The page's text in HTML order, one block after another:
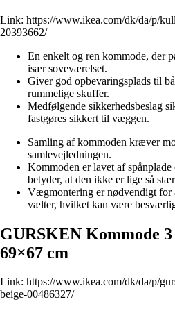
Link: https://www.ikea.com/dk/da/p/
20393662/
En enkelt og ren kommode, der
især soveværelset.
Giver god opbevaringsplads til
rummelige skuffer.
Medfølgende sikkerhedsbeslag
fastgøres sikkert til væggen.
Samling af kommoden kræver
samlevejledningen.
Kommoden er lavet af
betyder, at den ikke er lige så
Vægmontering er nødvendigt for
vælter, hvilket kan være
GURSKEN Kommode
69×67 cm
Link: https://www.ikea.com/dk/da/p/
beige-00486327/